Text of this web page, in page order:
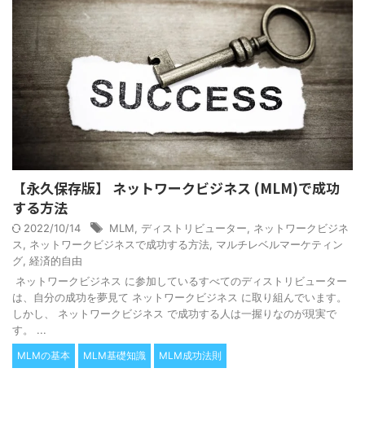
【永久保存版】 ネットワークビジネス (MLM)で成功
する方法
2022/10/14 MLM ディストリビューター
ネットワークビジネ
ス
ネットワークビジネスで成功する方法 マルチレベルマーケティン
グ 経済的自由
ネットワークビジネス に参加しているすべてのディストリビューター
は、自分の成功を夢見て ネットワークビジネス に取り組んでいます。
しかし、 ネットワークビジネス で成功する人は一握りなのが現実で
す。 ...
MLMの基本 MLM基礎知識 MLM成功法則